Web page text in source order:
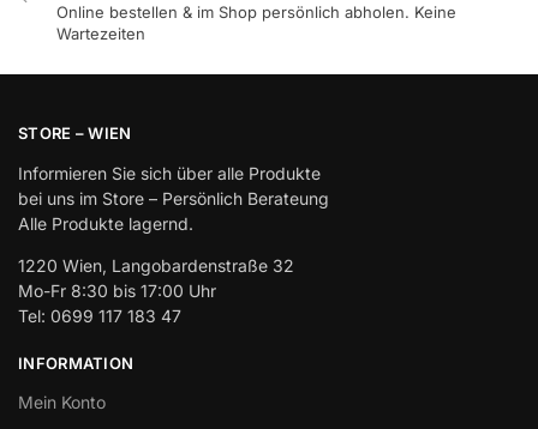
Online bestellen & im Shop persönlich abholen. Keine
Wartezeiten
STORE – WIEN
Informieren Sie sich über alle Produkte
bei uns im Store – Persönlich Berateung
Alle Produkte lagernd.
1220 Wien, Langobardenstraße 32
Mo-Fr 8:30 bis 17:00 Uhr
Tel: 0699 117 183 47
INFORMATION
Mein Konto